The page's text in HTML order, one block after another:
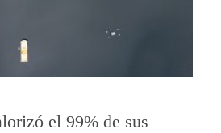
el 99% de sus